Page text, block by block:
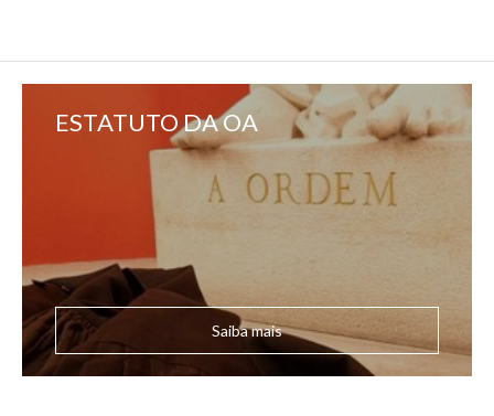
ESTATUTO DA OA
Saiba mais